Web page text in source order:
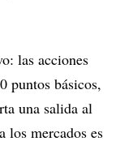
las acciones
puntos básicos,
una salida al
los mercados es